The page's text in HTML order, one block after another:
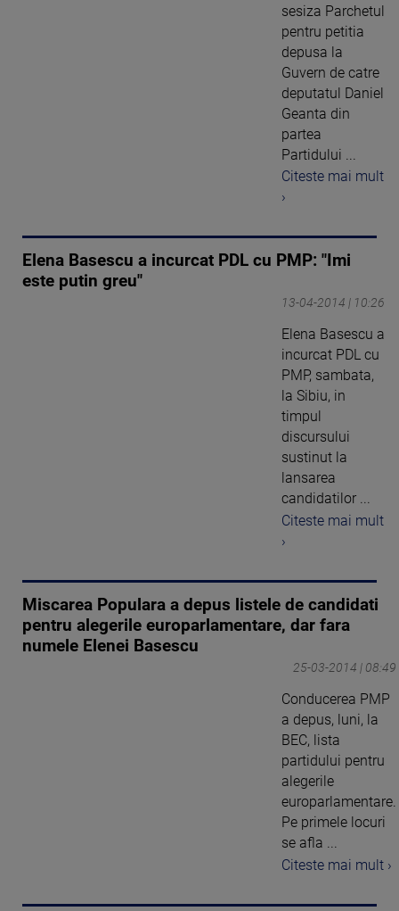
sesiza Parchetul
pentru petitia
depusa la
Guvern de catre
deputatul Daniel
Geanta din
partea
Partidului ...
Citeste mai mult
›
Elena Basescu a incurcat PDL cu PMP: "Imi
este putin greu"
13-04-2014 | 10:26
Elena Basescu a
incurcat PDL cu
PMP, sambata,
la Sibiu, in
timpul
discursului
sustinut la
lansarea
candidatilor ...
Citeste mai mult
›
Miscarea Populara a depus listele de candidati
pentru alegerile europarlamentare, dar fara
numele Elenei Basescu
25-03-2014 | 08:49
Conducerea PMP
a depus, luni, la
BEC, lista
partidului pentru
alegerile
europarlamentare.
Pe primele locuri
se afla ...
Citeste mai mult ›